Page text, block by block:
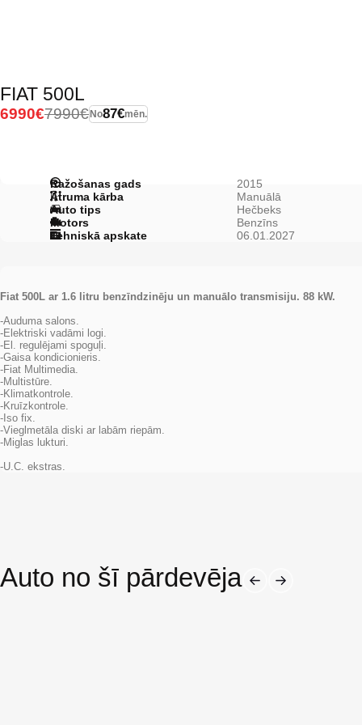
FIAT 500L
No87€mēn.
7990€
6990€
Ražošanas gads
2015
Ātruma kārba
Manuālā
Auto tips
Hečbeks
Motors
Benzīns
Tehniskā apskate
06.01.2027
Fiat 500L ar 1.6 litru benzīndzinēju un manuālo transmisiju. 88 kW.
-Auduma salons.
-Elektriski vadāmi logi.
-El. regulējami spoguļi.
-Gaisa kondicionieris.
-Fiat Multimedia.
-Multistūre.
-Klimatkontrole.
-Kruīzkontrole.
-Iso fix.
-Vieglmetāla diski ar labām riepām.
-Miglas lukturi.
-U.C. ekstras.
Auto no šī pārdevēja